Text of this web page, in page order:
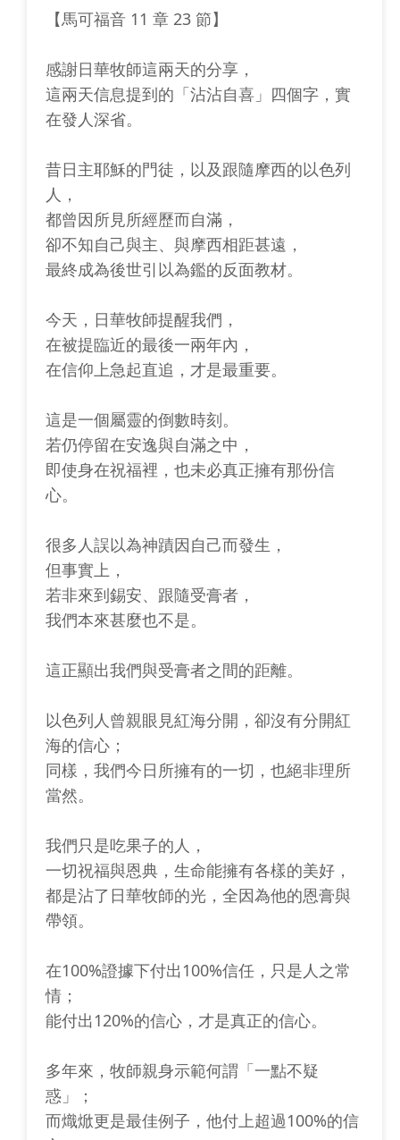
【馬可福音 11 章 23 節】
感謝日華牧師這兩天的分享，
這兩天信息提到的「沾沾自喜」四個字，實
在發人深省。
昔日主耶穌的門徒，以及跟隨摩西的以色列
人，
都曾因所見所經歷而自滿，
卻不知自己與主、與摩西相距甚遠，
最終成為後世引以為鑑的反面教材。
今天，日華牧師提醒我們，
在被提臨近的最後一兩年內，
在信仰上急起直追，才是最重要。
這是一個屬靈的倒數時刻。
若仍停留在安逸與自滿之中，
即使身在祝福裡，也未必真正擁有那份信
心。
很多人誤以為神蹟因自己而發生，
但事實上，
若非來到錫安、跟隨受膏者，
我們本來甚麼也不是。
這正顯出我們與受膏者之間的距離。
以色列人曾親眼見紅海分開，卻沒有分開紅
海的信心；
同樣，我們今日所擁有的一切，也絕非理所
當然。
我們只是吃果子的人，
一切祝福與恩典，生命能擁有各樣的美好，
都是沾了日華牧師的光，全因為他的恩膏與
帶領。
在100%證據下付出100%信任，只是人之常
情；
能付出120%的信心，才是真正的信心。
多年來，牧師親身示範何謂「一點不疑
惑」；
而熾焮更是最佳例子，他付上超過100%的信